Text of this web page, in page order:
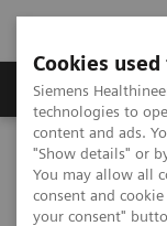
Cookies
Siemens
technologies to
content and ads.
"Show details" or
You may allow all
consent and
your consent"
지멘스 헬시니어
지멘스 헬시니어스(주
Imaging & Therapy
System Services